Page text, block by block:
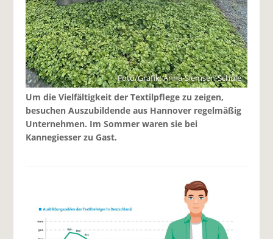
Foto/Grafik: Anna-Siemsen-Schule
Um die Vielfältigkeit der Textilpflege zu zeigen,
besuchen Auszubildende aus Hannover regelmäßig
Unternehmen. Im Sommer waren sie bei
Kannegiesser zu Gast.